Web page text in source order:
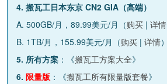
4. 搬瓦工日本东京 CN2 GIA（高端）
A. 500GB/月，89.99美元/月（购买 | 详情
B. 1TB/月，155.99美元/月（购买 | 详情）
5. 所有方案 ：《搬瓦工方案大全》
6. 限量版 ：《搬瓦工所有限量版套餐》